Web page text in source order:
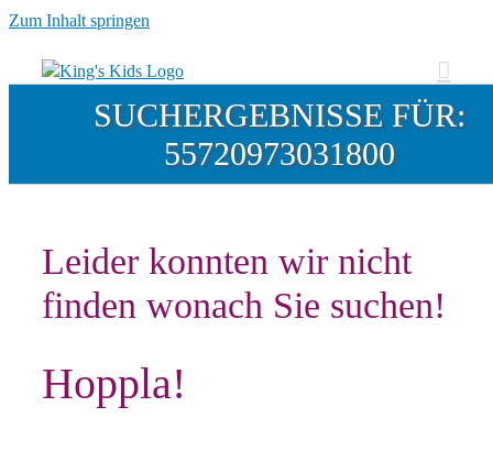
Zum Inhalt springen
SUCHERGEBNISSE FÜR:
55720973031800
Leider konnten wir nicht
finden wonach Sie suchen!
Hoppla!